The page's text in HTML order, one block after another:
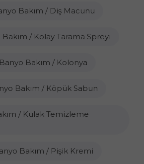
Bakım / Diş Macunu
/ Kolay Tarama Spreyi
Bakım / Kolonya
Bakım / Köpük Sabun
/ Kulak Temizleme
Bakım / Pişik Kremi